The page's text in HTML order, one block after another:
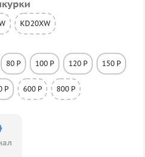
KD20XW
80 P 100 P 120 P 150 P
P 600 P 800 P